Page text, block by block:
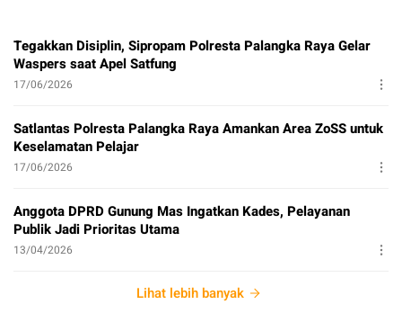
Tegakkan Disiplin, Sipropam Polresta Palangka Raya Gelar
Waspers saat Apel Satfung
17/06/2026
Satlantas Polresta Palangka Raya Amankan Area ZoSS untuk
Keselamatan Pelajar
17/06/2026
Anggota DPRD Gunung Mas Ingatkan Kades, Pelayanan
Publik Jadi Prioritas Utama
13/04/2026
Lihat lebih banyak